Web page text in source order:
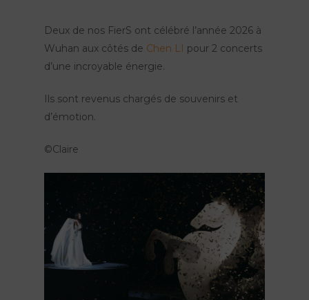
Deux de nos FierS ont célébré l’année 2026 à
Wuhan aux côtés de Chen LI pour 2 concerts
d’une incroyable énergie.
Ils sont revenus chargés de souvenirs et
d’émotion.
©Claire